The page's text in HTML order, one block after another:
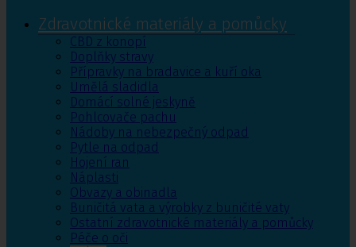
Zdravotnické materiály a pomůcky
CBD z konopí
Doplňky stravy
Přípravky na bradavice a kuří oka
Umělá sladidla
Domácí solné jeskyně
Pohlcovače pachu
Nádoby na nebezpečný odpad
Pytle na odpad
Hojení ran
Náplasti
Obvazy a obinadla
Buničitá vata a výrobky z buničité vaty
Ostatní zdravotnické materiály a pomůcky
Péče o oči